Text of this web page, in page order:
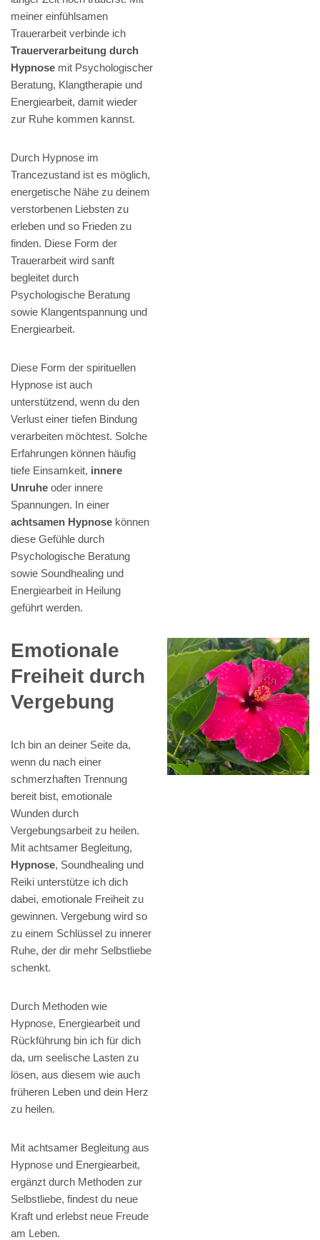
meiner einfühlsamen
Trauerarbeit verbinde ich
Trauerverarbeitung durch
Hypnose mit Psychologischer
Beratung, Klangtherapie und
Energiearbeit, damit wieder
zur Ruhe kommen kannst.
Durch Hypnose im
Trancezustand ist es möglich,
energetische Nähe zu deinem
verstorbenen Liebsten zu
erleben und so Frieden zu
finden. Diese Form der
Trauerarbeit wird sanft
begleitet durch
Psychologische Beratung
sowie Klangentspannung und
Energiearbeit.
Diese Form der spirituellen
Hypnose ist auch
unterstützend, wenn du den
Verlust einer tiefen Bindung
verarbeiten möchtest. Solche
Erfahrungen können häufig
tiefe Einsamkeit, innere
Unruhe oder innere
Spannungen. In einer
achtsamen Hypnose können
diese Gefühle durch
Psychologische Beratung
sowie Soundhealing und
Energiearbeit in Heilung
geführt werden.
Emotionale
Freiheit durch
Vergebung
Ich bin an deiner Seite da,
wenn du nach einer
schmerzhaften Trennung
bereit bist, emotionale
Wunden durch
Vergebungsarbeit zu heilen.
Mit achtsamer Begleitung,
Hypnose, Soundhealing und
Reiki unterstütze ich dich
dabei, emotionale Freiheit zu
gewinnen. Vergebung wird so
zu einem Schlüssel zu innerer
Ruhe, der dir mehr Selbstliebe
schenkt.
Durch Methoden wie
Hypnose, Energiearbeit und
Rückführung bin ich für dich
da, um seelische Lasten zu
lösen, aus diesem wie auch
früheren Leben und dein Herz
zu heilen.
Mit achtsamer Begleitung aus
Hypnose und Energiearbeit,
ergänzt durch Methoden zur
Selbstliebe, findest du neue
Kraft und erlebst neue Freude
am Leben.